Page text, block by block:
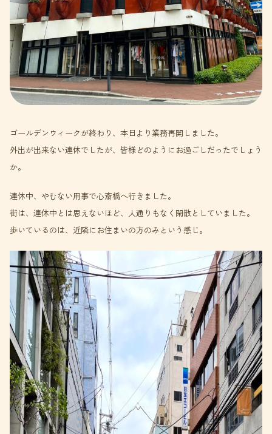
ゴールデンウィークが終わり、本日より業務再開しました。
外出が出来ない連休でしたが、皆様どのようにお過ごしだったでしょう
か。
連休中、やむない用事で心斎橋へ行きました。
街は、連休中とは思えないほど、人通りもなく閑散としていました。
歩いているのは、近隣にお住まいの方のみという感じ。